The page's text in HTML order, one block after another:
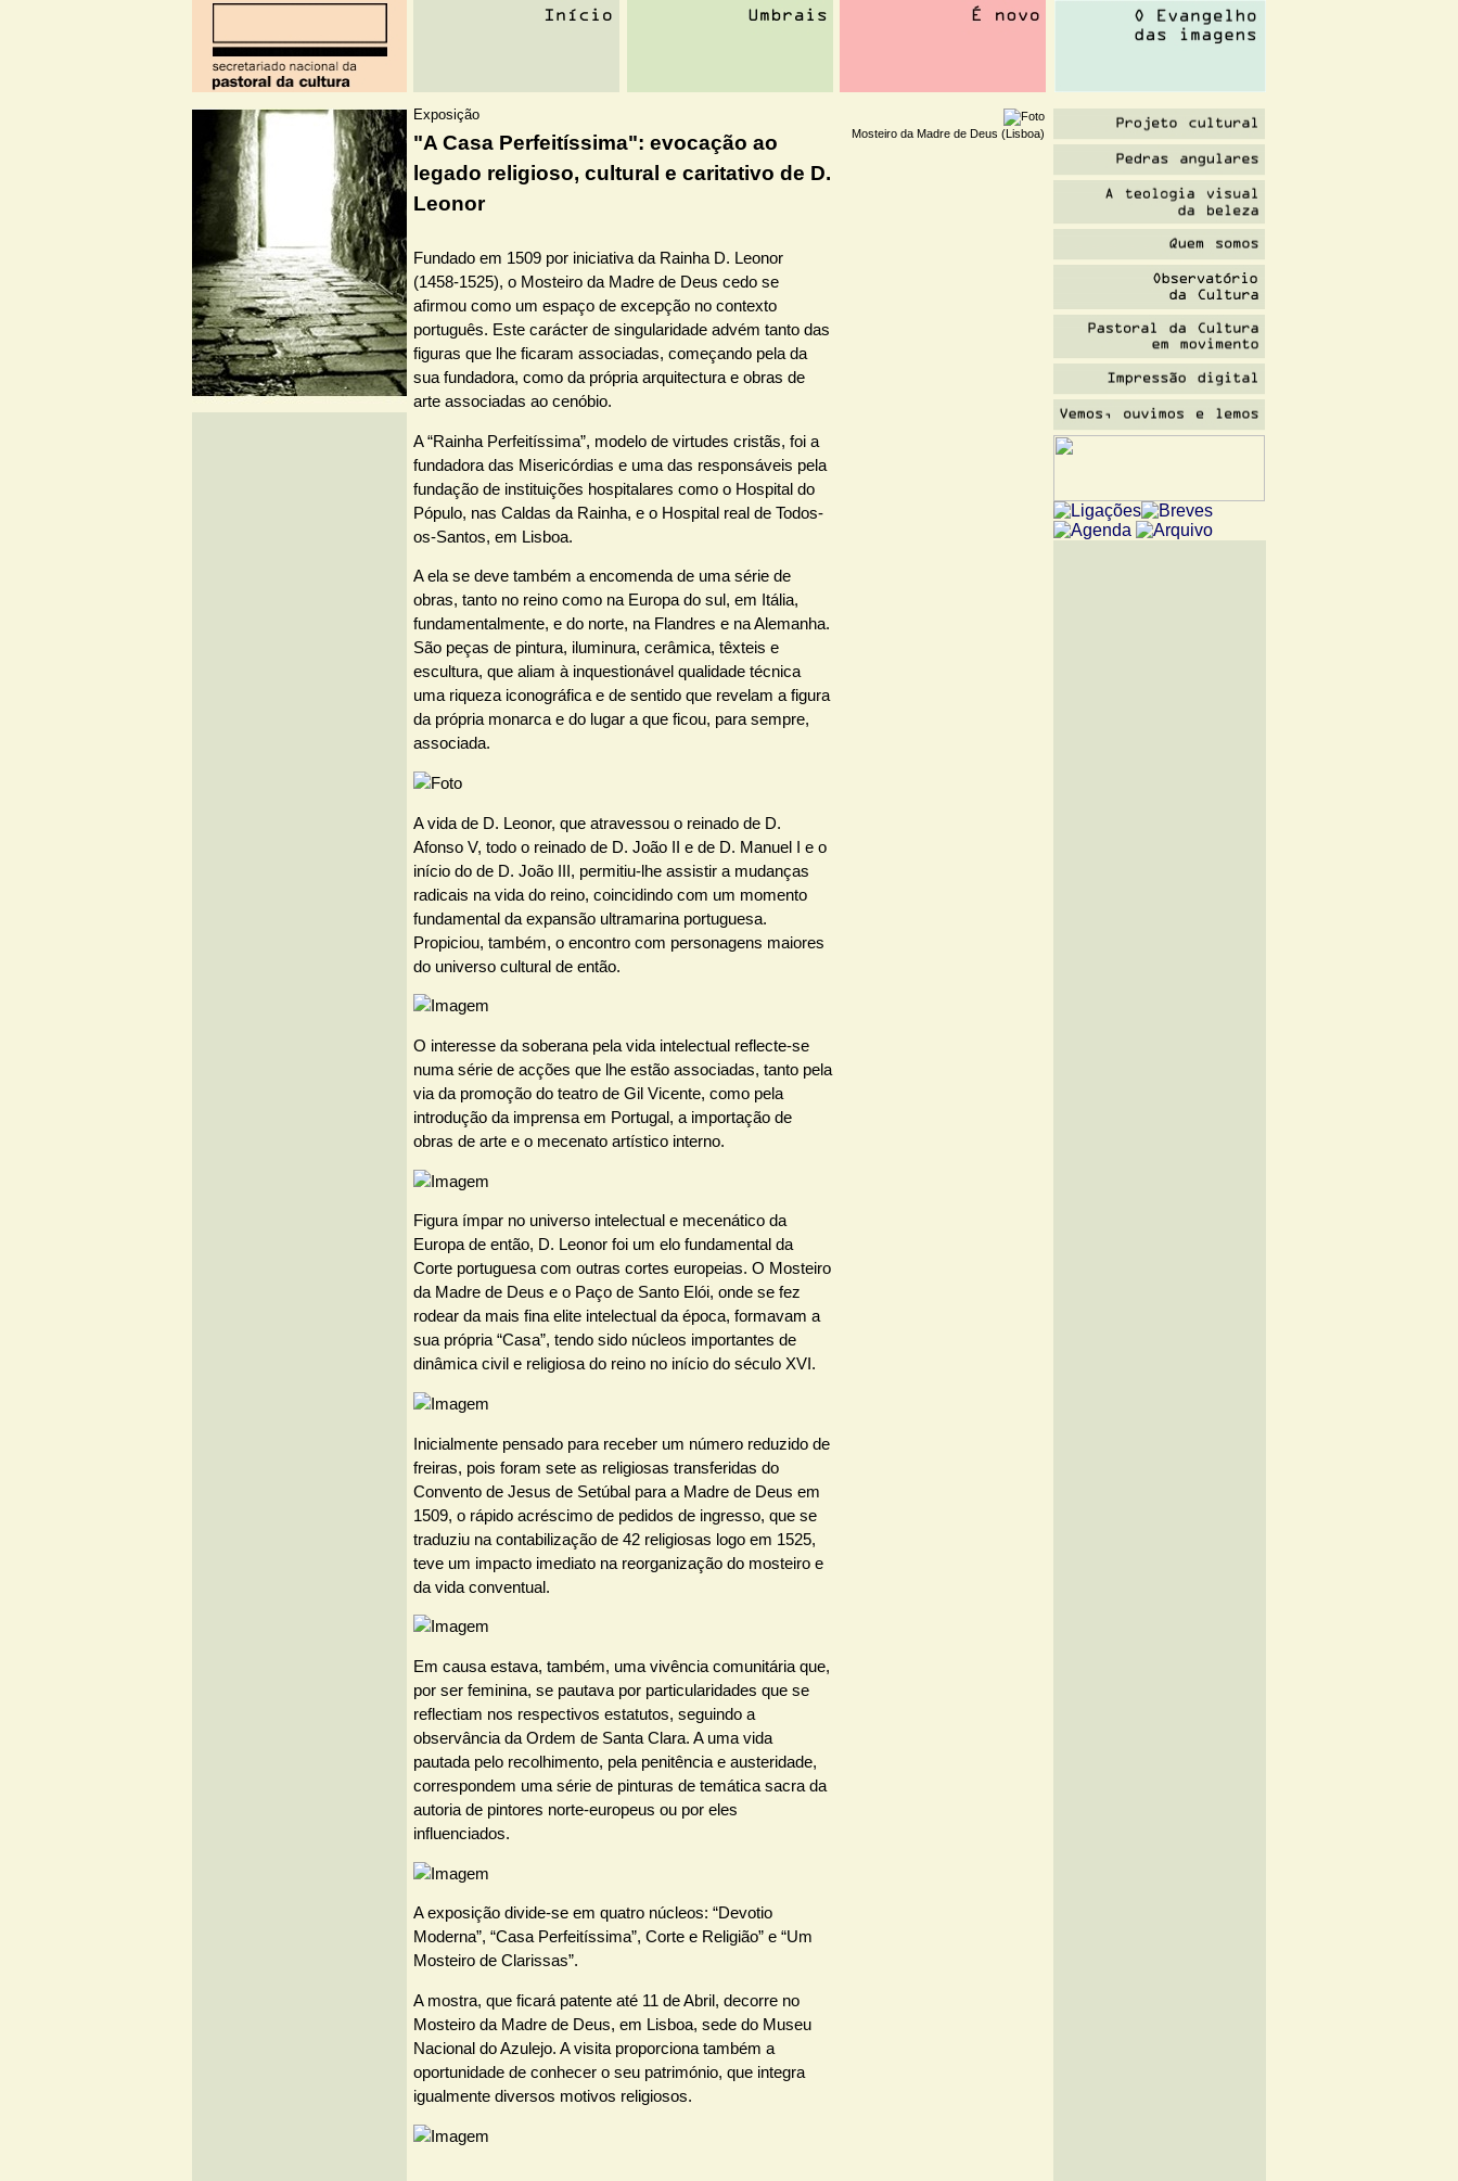
Exposição
"A Casa Perfeitíssima": evocação ao
legado religioso, cultural e caritativo de D.
Leonor
Fundado em 1509 por iniciativa da Rainha D. Leonor
(1458-1525), o Mosteiro da Madre de Deus cedo se
afirmou como um espaço de excepção no contexto
português. Este carácter de singularidade advém tanto das
figuras que lhe ficaram associadas, começando pela da
sua fundadora, como da própria arquitectura e obras de
arte associadas ao cenóbio.
A “Rainha Perfeitíssima”, modelo de virtudes cristãs, foi a
fundadora das Misericórdias e uma das responsáveis pela
fundação de instituições hospitalares como o Hospital do
Pópulo, nas Caldas da Rainha, e o Hospital real de Todos-
os-Santos, em Lisboa.
A ela se deve também a encomenda de uma série de
obras, tanto no reino como na Europa do sul, em Itália,
fundamentalmente, e do norte, na Flandres e na Alemanha.
São peças de pintura, iluminura, cerâmica, têxteis e
escultura, que aliam à inquestionável qualidade técnica
uma riqueza iconográfica e de sentido que revelam a figura
da própria monarca e do lugar a que ficou, para sempre,
associada.
A vida de D. Leonor, que atravessou o reinado de D.
Afonso V, todo o reinado de D. João II e de D. Manuel I e o
início do de D. João III, permitiu-lhe assistir a mudanças
radicais na vida do reino, coincidindo com um momento
fundamental da expansão ultramarina portuguesa.
Propiciou, também, o encontro com personagens maiores
do universo cultural de então.
O interesse da soberana pela vida intelectual reflecte-se
numa série de acções que lhe estão associadas, tanto pela
via da promoção do teatro de Gil Vicente, como pela
introdução da imprensa em Portugal, a importação de
obras de arte e o mecenato artístico interno.
Figura ímpar no universo intelectual e mecenático da
Europa de então, D. Leonor foi um elo fundamental da
Corte portuguesa com outras cortes europeias. O Mosteiro
da Madre de Deus e o Paço de Santo Elói, onde se fez
rodear da mais fina elite intelectual da época, formavam a
sua própria “Casa”, tendo sido núcleos importantes de
dinâmica civil e religiosa do reino no início do século XVI.
Inicialmente pensado para receber um número reduzido de
freiras, pois foram sete as religiosas transferidas do
Convento de Jesus de Setúbal para a Madre de Deus em
1509, o rápido acréscimo de pedidos de ingresso, que se
traduziu na contabilização de 42 religiosas logo em 1525,
teve um impacto imediato na reorganização do mosteiro e
da vida conventual.
Em causa estava, também, uma vivência comunitária que,
por ser feminina, se pautava por particularidades que se
reflectiam nos respectivos estatutos, seguindo a
observância da Ordem de Santa Clara. A uma vida
pautada pelo recolhimento, pela penitência e austeridade,
correspondem uma série de pinturas de temática sacra da
autoria de pintores norte-europeus ou por eles
influenciados.
A exposição divide-se em quatro núcleos: “Devotio
Moderna”, “Casa Perfeitíssima”, Corte e Religião” e “Um
Mosteiro de Clarissas”.
A mostra, que ficará patente até 11 de Abril, decorre no
Mosteiro da Madre de Deus, em Lisboa, sede do Museu
Nacional do Azulejo. A visita proporciona também a
oportunidade de conhecer o seu património, que integra
igualmente diversos motivos religiosos.
Mosteiro da Madre de Deus (Lisboa)